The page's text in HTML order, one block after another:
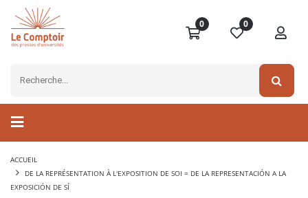
0 0
ACCUEIL
DE LA REPRÉSENTATION À L'EXPOSITION DE SOI = DE LA REPRESENTACIÓN A LA
EXPOSICIÓN DE SÍ